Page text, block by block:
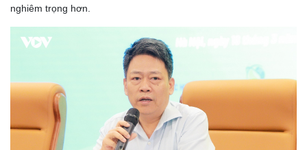
Thông tin doanh nghiệp
Doanh nghiệp 24h
Doanh nhân
Vì cộng đồng
Công nghệ
Sành điệu
Tin Công nghệ
Trải nghiệm
Chuyển đổi số
nghiêm trọng hơn.